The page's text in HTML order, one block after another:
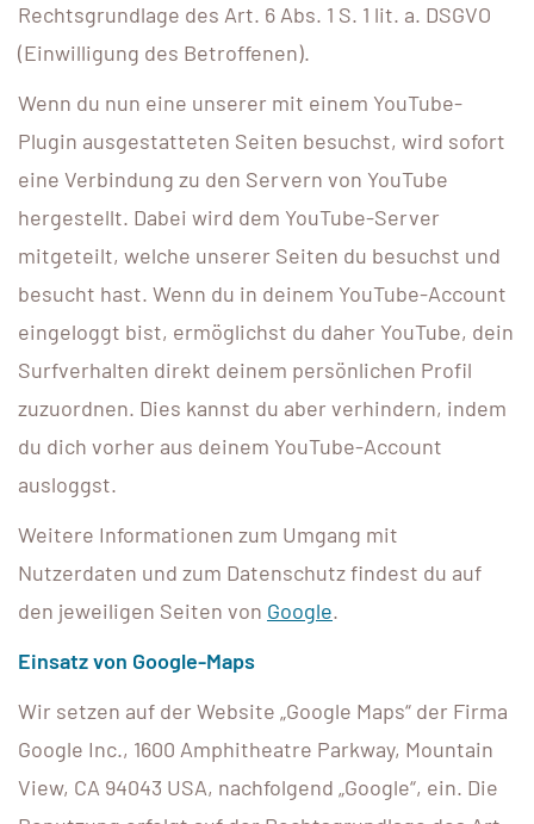
Rechtsgrundlage des Art. 6 Abs. 1 S. 1 lit. a. DSGVO
(Einwilligung des Betroffenen).
Wenn du nun eine unserer mit einem YouTube-
Plugin ausgestatteten Seiten besuchst, wird sofort
eine Verbindung zu den Servern von YouTube
hergestellt. Dabei wird dem YouTube-Server
mitgeteilt, welche unserer Seiten du besuchst und
besucht hast. Wenn du in deinem YouTube-Account
eingeloggt bist, ermöglichst du daher YouTube, dein
Surfverhalten direkt deinem persönlichen Profil
zuzuordnen. Dies kannst du aber verhindern, indem
du dich vorher aus deinem YouTube-Account
ausloggst.
Weitere Informationen zum Umgang mit
Nutzerdaten und zum Datenschutz findest du auf
den jeweiligen Seiten von Google.
Einsatz von Google-Maps
Wir setzen auf der Website „Google Maps“ der Firma
Google Inc., 1600 Amphitheatre Parkway, Mountain
View, CA 94043 USA, nachfolgend „Google“, ein. Die